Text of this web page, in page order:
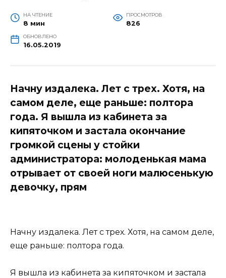
НА ЧТЕНИЕ
8 мин
ПРОСМОТРОВ
826
ОБНОВЛЕНО
16.05.2019
Начну издалека. Лет с трех. Хотя, на
самом деле, еще раньше: полтора
года. Я вышла из кабинета за
кипяточком и застала окончание
громкой сцены у стойки
администратора: молоденькая мама
отрывает от своей ноги малюсенькую
девочку, прям
Начну издалека. Лет с трех. Хотя, на самом деле,
еще раньше: полтора года.
Я вышла из кабинета за кипяточком и застала